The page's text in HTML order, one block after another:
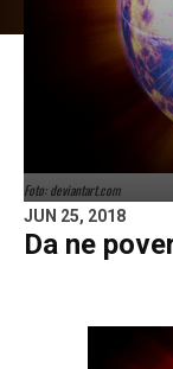
Foto: deviantart.com
JUN 25, 2018
Da ne